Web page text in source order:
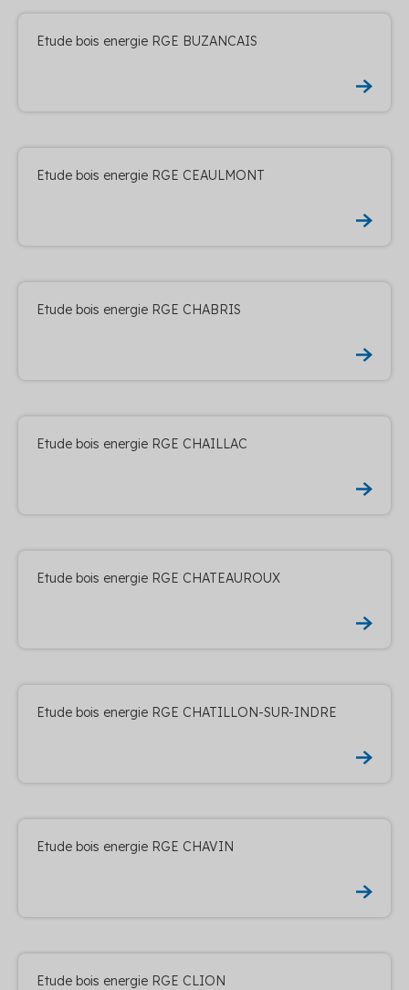
Etude bois energie RGE BUZANCAIS
Etude bois energie RGE CEAULMONT
Etude bois energie RGE CHABRIS
Etude bois energie RGE CHAILLAC
Etude bois energie RGE CHATEAUROUX
Etude bois energie RGE CHATILLON-SUR-INDRE
Etude bois energie RGE CHAVIN
Etude bois energie RGE CLION